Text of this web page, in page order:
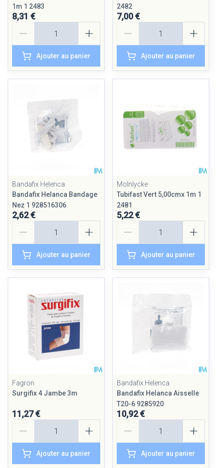
1m 1 2483
8,31 €
Ajouter au panier
2482
7,00 €
Ajouter au panier
Bandafix Helenca
Bandafix Helanca Bandage
Nez 1 928516306
2,62 €
Ajouter au panier
Molnlycke
Tubifast Vert 5,00cmx 1m 1
2481
5,22 €
Ajouter au panier
Fagron
Surgifix 4 Jambe 3m
11,27 €
Ajouter au panier
Bandafix Helenca
Bandafix Helanca Aisselle
T20-6 9285920
10,92 €
Ajouter au panier